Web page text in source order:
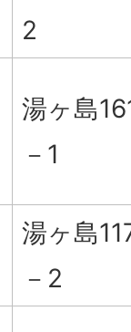
2
湯ヶ島
－1
湯ヶ島
－2